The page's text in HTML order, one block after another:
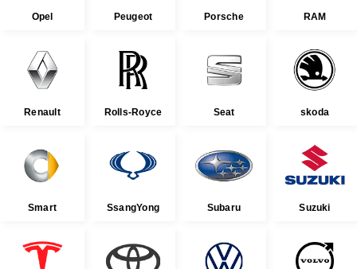
Opel Peugeot Porsche RAM
Renault Rolls-Royce Seat skoda
Smart SsangYong Subaru Suzuki